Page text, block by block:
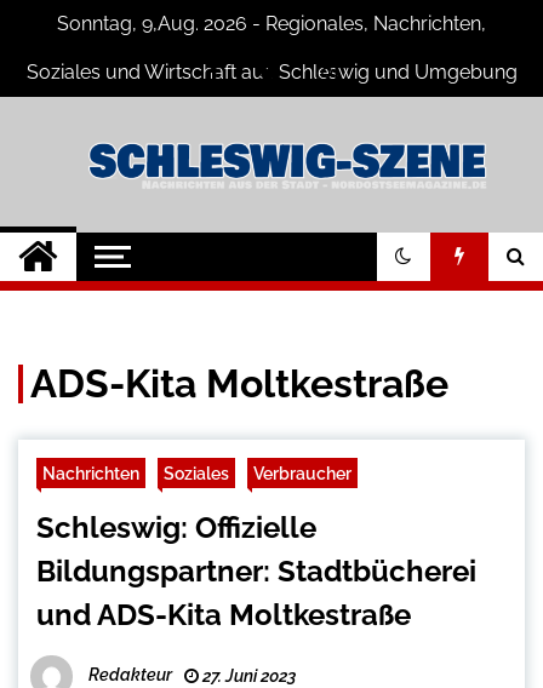
content
Sonntag, 9,Aug. 2026 - Regionales, Nachrichten,
Soziales und Wirtschaft aus Schleswig und Umgebung
Schleswig Szene
Neuigkeiten und Nachrichten aus
Schleswig und Umgebung
ADS-Kita Moltkestraße
Nachrichten Soziales Verbraucher
Schleswig: Offizielle
Bildungspartner: Stadtbücherei
und ADS-Kita Moltkestraße
Redakteur 27. Juni 2023